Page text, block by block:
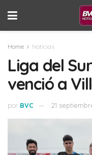
Home Noticias
Liga del
venció a
por BVC 21